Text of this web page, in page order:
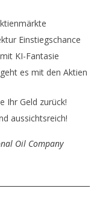
Einstiegschance
KI-Fantasie
es mit den Aktien
Ihr Geld zurück!
aussichtsreich!
Oil Company